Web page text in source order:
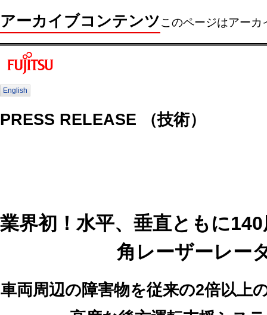
アーカイブコンテンツこのページはアー
English
PRESS RELEASE （技術）
業界初！水平、垂直ともに
角レーザーレー
車両周辺の障害物を従来の2倍以上